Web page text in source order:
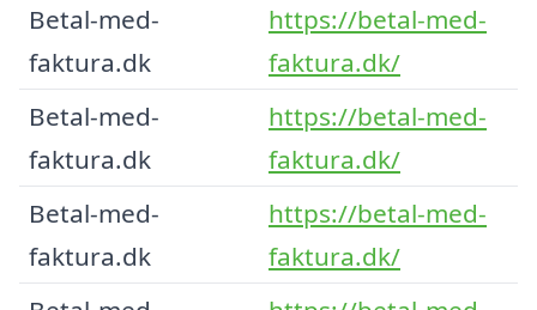
Betal-med-
faktura.dk
https://betal-med-
faktura.dk/
Betal-med-
faktura.dk
https://betal-med-
faktura.dk/
Betal-med-
faktura.dk
https://betal-med-
faktura.dk/